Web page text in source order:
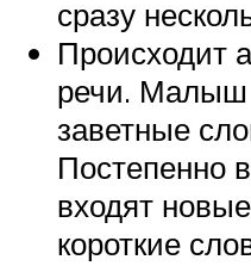
сразу
Происходит
речи. Малыш
заветные
Постепенно
входят
короткие